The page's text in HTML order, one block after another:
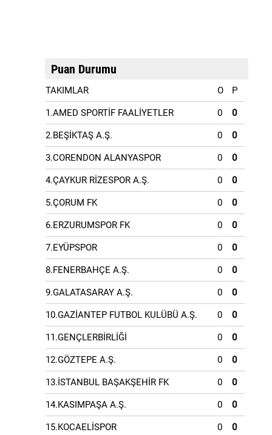
Puan Durumu
TAKIMLAR O P
1.AMED SPORTİF FAALİYETLER 0 0
2.BEŞİKTAŞ A.Ş. 0 0
3.CORENDON ALANYASPOR 0 0
4.ÇAYKUR RİZESPOR A.Ş. 0 0
5.ÇORUM FK 0 0
6.ERZURUMSPOR FK 0 0
7.EYÜPSPOR 0 0
8.FENERBAHÇE A.Ş. 0 0
9.GALATASARAY A.Ş. 0 0
10.GAZİANTEP FUTBOL KULÜBÜ A.Ş. 0 0
11.GENÇLERBİRLİĞİ 0 0
12.GÖZTEPE A.Ş. 0 0
13.İSTANBUL BAŞAKŞEHİR FK 0 0
14.KASIMPAŞA A.Ş. 0 0
15.KOCAELİSPOR 0 0